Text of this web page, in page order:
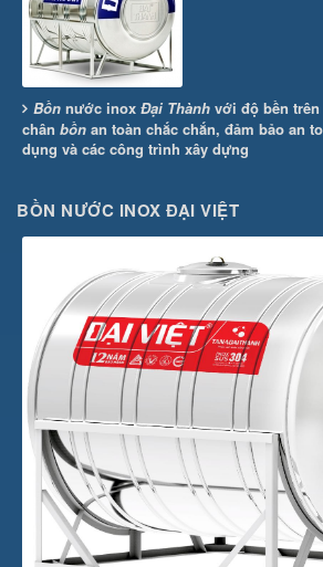
Bồn nước inox Đại Thành với độ bền
chân bồn an toàn chắc chắn, đảm bảo an
dụng và các công trình xây dựng
BỒN NƯỚC INOX ĐẠI VIỆT